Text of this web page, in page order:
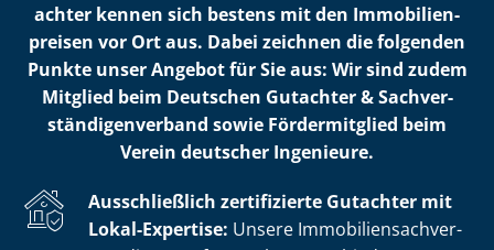
ach­ter kennen sich bestens mit den Im­mo­bi­li­en­
prei­sen vor Ort aus. Dabei zeichnen die folgenden
Punkte unser Angebot für Sie aus: Wir sind zudem
Mitglied beim Deutschen Gutachter & Sach­ver­
stän­di­gen­ver­band sowie Fördermitglied beim
Verein deutscher Ingenieure.
Ausschließlich zertifizierte Gutachter mit
Lokal-Expertise: Unsere Im­mo­bi­li­en­sach­ver­